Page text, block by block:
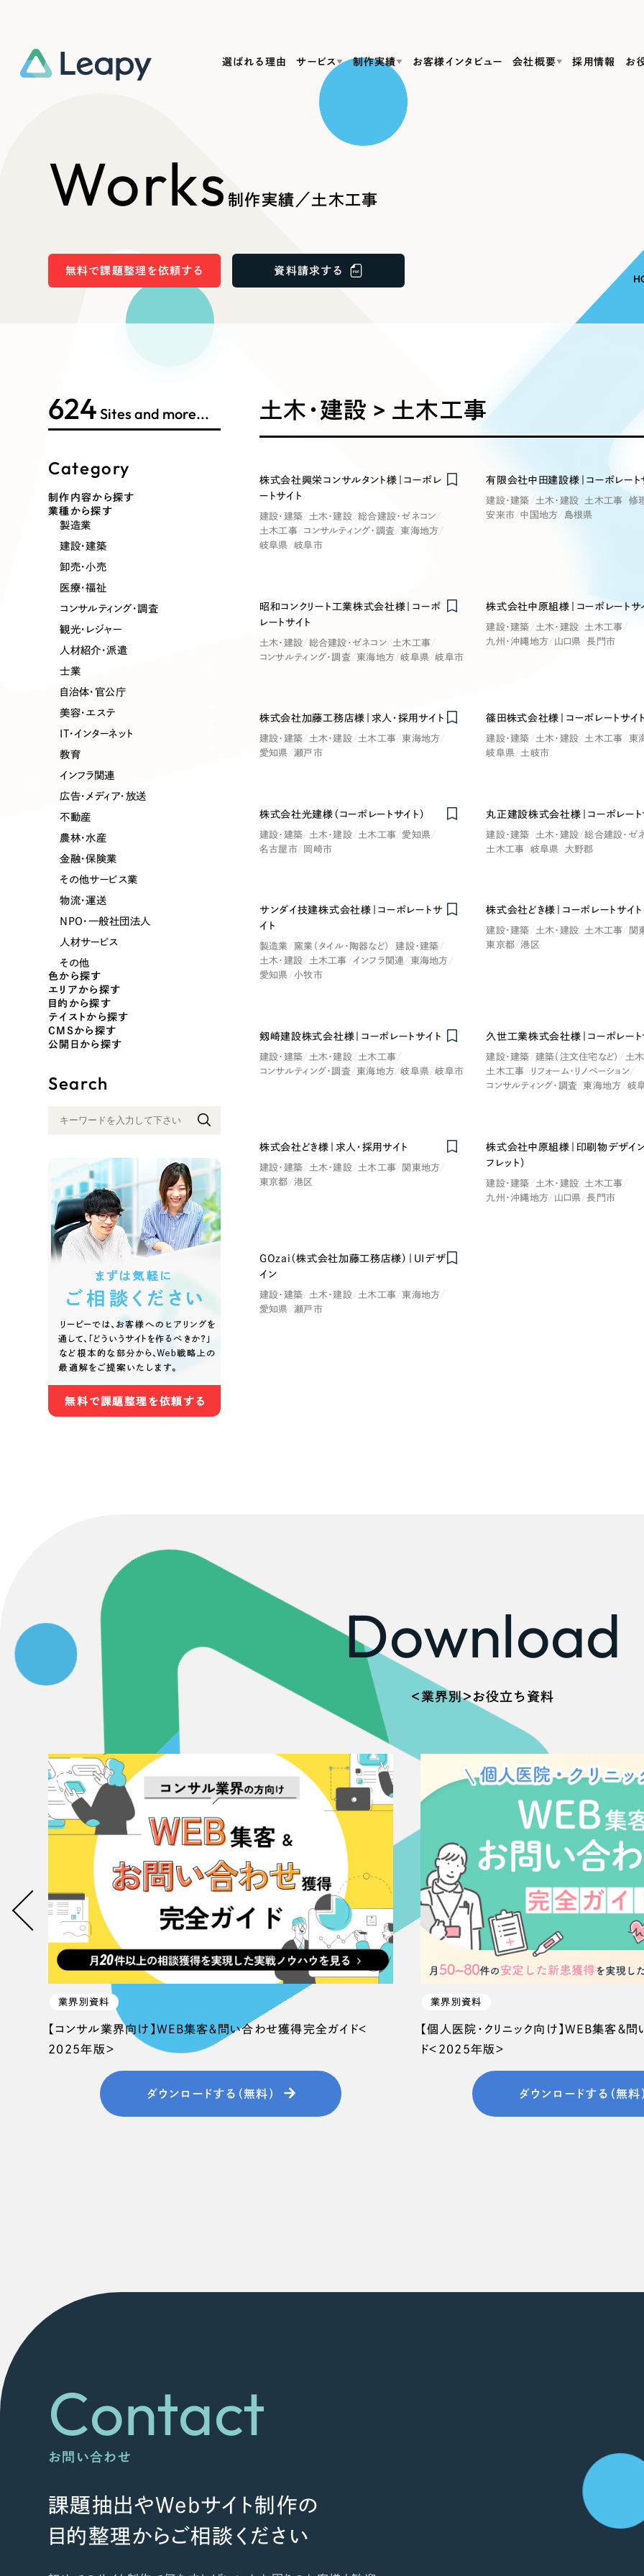
選ばれる理由 サービス
サービス紹介
一過性の広告に頼らず、
ECサイト制作
? よくある質問
制作実績
全国1,400社以上の支援実績の中か
ブックマークしたサイト
キャンペーン・プロモーションサイト
お客様インタビュー 会社概要
可能性をひらくデザインで
SDGs
新着情
採用情報 お
リーピーによるお役立ち情報をご紹介し
Webデザイン・Webマーケティングに関する情報を発信
代表川口が経営・Web戦略・地方創生に関する情報を発
メールマガジンアーカイブ
過去に配信したメールマガジンのアーカイブ
イン、機能面までご提案します。
058-215-0066
無料で課題整理を依頼する
お客様インタビュー
すべて （624件）
コーポレート・企業サイト （278件
LP（ランディングページ） （28件）
キャンペーン・プロモーションサイ
Outsourcing
アウトソーシング（代行支援
リープ・プロジェクト
「反響強化」を目的としたマー
その他のサービス
会社情報
会社概要
メディア掲載と取材依頼
採用情報
制作実績／土木工事
Works
無料で課題整理を依頼する 資料請求する
制作内容
コーポレート・企業サイト ブランドサイト・サービスサイト 求人・採用サイト
ポータルサイト・メディアサイト LP（ランディングページ）
キャンペーン・プロモーション
その他
業種
建設・建築 卸売・小売
コンサルティング・調査
自治体・官公庁 美容・エステ IT・インターネット
インフラ関連
金融・保険業 その他サービス業 物流・運送
人材サービス その他
色
ホワイト・白色 ベージュ・茶色
イエロー・黄色 グリーン・緑色
パープル・紫色 ピンク・桃色 カラフル・多色
さらに条件を追加する
624 Sites and more...
Category
制作内容から探す
業種から探す
製造業
建設・建築
卸売・小売
医療・福祉
コンサルティング・調査
観光・レジャー
人材紹介・派遣
士業
自治体・官公庁
美容・エステ
IT・インターネット
教育
インフラ関連
広告・メディア・放送
不動産
農林・水産
金融・保険業
その他サービス業
物流・運送
NPO・一般社団法人
人材サービス
その他
色から探す
エリアから探す
目的から探す
テイストから探す
CMSから探す
公開日から探す
Search
土木・建設 > 土木工事
株式会社興栄コンサルタント様｜コーポレ
ートサイト
建設・建築 土木・建設
総合建設・ゼネコン
土木工事
コンサルティング・調査
東海地方
岐阜県
岐阜市
有限会社中田建設様｜コーポレート
建設・建築 土木・建設 土木工事
修
安来市
中国地方 島根県
昭和コンクリート工業株式会社様｜コーポ
レートサイト
土木・建設 総合建設・ゼネコン
土木工事
コンサルティング・調査
東海地方 岐阜県 岐阜市
株式会社中原組様｜コーポレートサ
建設・建築 土木・建設
土木工事
九州・沖縄地方
山口県 長門市
株式会社加藤工務店様｜求人・採用サイト
建設・建築 土木・建設 土木工事
東海地方
愛知県
瀬戸市
篠田株式会社様｜コーポレートサイト
建設・建築 土木・建設 土木工事
東
岐阜県
土岐市
株式会社光建様（コーポレートサイト）
建設・建築 土木・建設 土木工事
愛知県
名古屋市
岡崎市
丸正建設株式会社様｜コーポレート
建設・建築 土木・建設
総合建設・ゼ
土木工事
岐阜県 大野郡
サンダイ技建株式会社様｜コーポレートサ
イト
製造業 窯業（タイル・陶器など）
建設・建築
土木・建設
土木工事 インフラ関連
東海地方
愛知県
小牧市
株式会社どき様｜コーポレートサイト
建設・建築 土木・建設 土木工事
関
東京都
港区
剱崎建設株式会社様｜コーポレートサイト
建設・建築 土木・建設
土木工事
コンサルティング・調査
東海地方 岐阜県 岐阜市
久世工業株式会社様｜コーポレート
建設・建築 建築（注文住宅など）
土
土木工事
リフォーム・リノベーション
コンサルティング・調査
東海地方 岐
株式会社どき様｜求人・採用サイト
建設・建築 土木・建設 土木工事
関東地方
東京都
港区
株式会社中原組様｜印刷物デザイン
フレット）
建設・建築 土木・建設
土木工事
九州・沖縄地方
山口県 長門市
GOzai（株式会社加藤工務店様）｜UIデザ
イン
建設・建築 土木・建設 土木工事
東海地方
愛知県
瀬戸市
Download
＜業界別＞お役立ち資料
業界別資料
【コンサル業界向け】WEB集客＆問い合わせ獲得完全ガイド＜
2025年版＞
ダウンロードする（無料）
業界別資料
【個人医院・クリニック向け】WEB集客＆
ド＜2025年版＞
ダウンロードする（無料）
Contact
お問い合わせ
課題抽出やWebサイト制作の
目的整理からご相談ください